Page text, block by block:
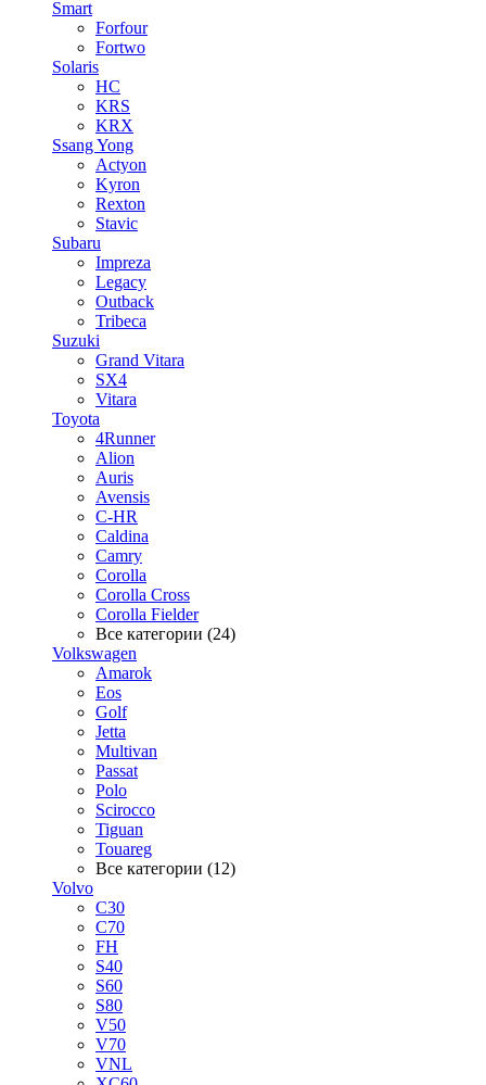
Smart
Forfour
Fortwo
Solaris
HC
KRS
KRX
Ssang Yong
Actyon
Kyron
Rexton
Stavic
Subaru
Impreza
Legacy
Outback
Tribeca
Suzuki
Grand Vitara
SX4
Vitara
Toyota
4Runner
Alion
Auris
Avensis
C-HR
Caldina
Camry
Corolla
Corolla Cross
Corolla Fielder
Все категории (24)
Volkswagen
Amarok
Eos
Golf
Jetta
Multivan
Passat
Polo
Scirocco
Tiguan
Touareg
Все категории (12)
Volvo
C30
C70
FH
S40
S60
S80
V50
V70
VNL